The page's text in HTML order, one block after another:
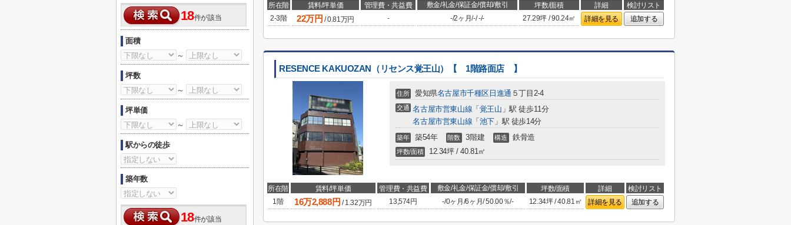
所在階 賃料/坪単価 管理費・共益費 敷金/礼金/保証金/償却/敷引 坪数/面積 詳細
検討リスト
2-3階
22万円 /0.81万円 - -/2ヶ月/-/-/- 27.29坪 / 90.24㎡ 詳細を見る 追加する
RESENCE KAKUOZAN（リセンス覚王山）【 1階路面店 】
住所 愛知県名古屋市千種区 日進通 ５丁目2-4
交通 名古屋市営東山線 「 覚王山 」駅 徒歩11分
名古屋市営東山線 「 池下 」駅 徒歩14分
築年 築54年 階数 3階建 構造 鉄骨造
坪数/面積 12.34坪 / 40.81㎡
所在階 賃料/坪単価 管理費・共益費 敷金/礼金/保証金/償却/敷引 坪数/面積 詳細
検討リスト
1階
16万2,888円 /1.32万円 13,574円 -/0ヶ月 /6ヶ月/50.00％/- 12.34坪 / 40.81㎡ 詳細を見る 追加する
18件が該当
面積
～
坪数
～
坪単価
～
駅からの徒歩
築年数
18件が該当